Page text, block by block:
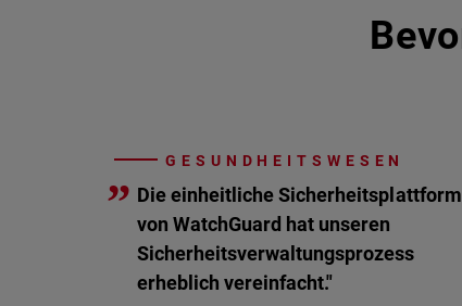
GESUNDHEITSWESEN
” Die einheitliche Sicherheitsplattform
von WatchGuard hat unseren
Sicherheitsverwaltungsprozess
erheblich vereinfacht."